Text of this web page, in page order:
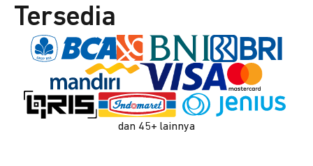
Tersedia
dan 45+ lainnya